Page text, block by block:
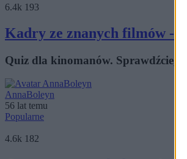
6.4k 193
Kadry ze znanych filmów -
Quiz dla kinomanów. Sprawdźcie,
AnnaBoleyn
56 lat temu
Popularne
4.6k 182